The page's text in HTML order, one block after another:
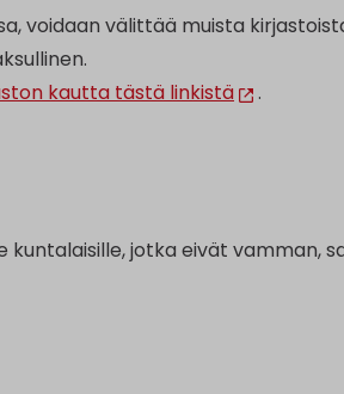
voidaan välittää muista
kautta tästä linkistä
.
jotka eivät vamman,